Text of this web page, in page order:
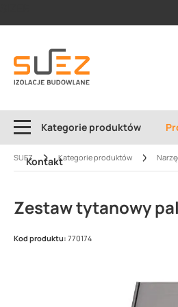
Kategorie produktów
Kontakt
SUEZ Kategorie produktów
Zestaw tytanowy
Kod produktu: 770174